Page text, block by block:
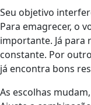
Seu objetivo
Para emagrecer, o
importante. Já para
constante. Por
já encontra bons
As escolhas